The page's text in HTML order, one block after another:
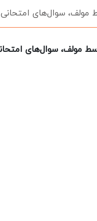
سوال‌های
مولف، سوال‌های